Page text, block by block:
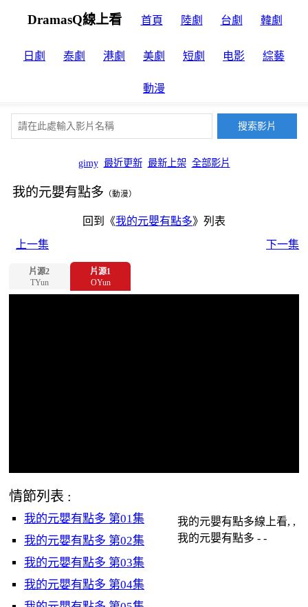
DramasQ線上看 首頁 陸劇 台劇 韓劇
日劇 泰劇 港劇 美劇 短劇 电影 綜藝
動漫
gimy 最近更新 最新上架 全部影片
我的元嬰有點多 （動漫）
回到《我的元嬰有點多》列表
上一集
下一集
片源2
TYun
片源1
OYun
情節列表 :
我的元嬰有點多 第01集
我的元嬰有點多 第02集
我的元嬰有點多 第03集
我的元嬰有點多 第04集
我的元嬰有點多線上看, ,
我的元嬰有點多 - -